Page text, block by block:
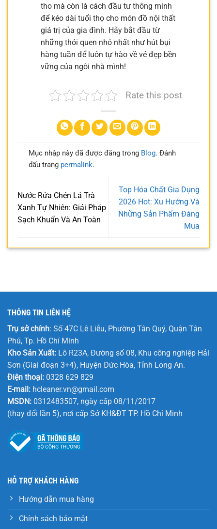
tho mà còn là cách đầu tư thông minh
để kéo dài tuổi thọ cho món đồ nội thất
giá trị của gia đình. Hãy bắt đầu từ
những thói quen nhỏ nhất như hút bụi
hàng tuần để luôn tự hào về vẻ đẹp bền
vững của ngôi nhà mình!
Rate this post
Mục nhập này đã được đăng trong Blog. Đánh
dấu trang permalink.
Nước Rửa Chén Lá Trà
Xanh Tự Nhiên: Giải Pháp
Sạch Khuẩn Và An Toàn
Top Hóa Chất Gia Dụng
2026 Hot: Xu Hướng Và
Những Sản Phẩm Đáng
Mua
THÔNG TIN LIÊN HỆ
Trụ sở chính: Số 47C Lê Liễu, Phường Tân Quý, Quận Tân
Phú, Tp. Hồ Chí Minh
Kho Sản Xuất: Lô R23A, Đường số 08, Khu công nghiệp Hải
Sơn (Giai đoạn 3+4), Huyện Đức Hòa, Tỉnh Long An.
Điện thoại: 0328 629 829
E-mail: hcleaner.vn@gmail.com
MSDN: 0312483507, ngày cấp 08/11/2017
(thay đổi lần 5), nơi cấp Sở KH&ĐT TP. Hồ Chí Minh
HỖ TRỢ KHÁCH HÀNG
Hướng dẫn mua hàng
Chính sách bảo mật